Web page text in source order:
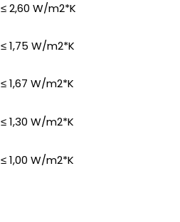
≤ 2,60 W/m2*K
≤ 1,75 W/m2*K
≤ 1,67 W/m2*K
≤ 1,30 W/m2*K
≤ 1,00 W/m2*K